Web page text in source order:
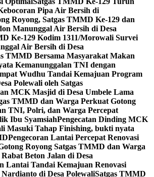
Pipa Air Bersih di
Royong, Satgas TMMD Ke-129 dan
Manunggal Air Bersih di Desa
Ke-129 Kodim 1311/Morowali Survei
Air Bersih di Desa
TMMD Bersama Masyarakat Makan
Kemanunggalan TNI dengan
Wudhu Tandai Kemajuan Program
Polewali oleh Satgas
MCK Masjid di Desa Umbele Lama
TMMD dan Warga Perkuat Gotong
TNI, Polri, dan Warga Percepat
Ibu SyamsiahPengecatan Dinding MCK
Masuki Tahap Finishing, bukti nyata
Pengecoran Lantai Percepat Renovasi
Royong Satgas TMMD dan Warga
Beton Jalan di Desa
Lantai Tandai Kemajuan Renovasi
di Desa PolewaliSatgas TMMD